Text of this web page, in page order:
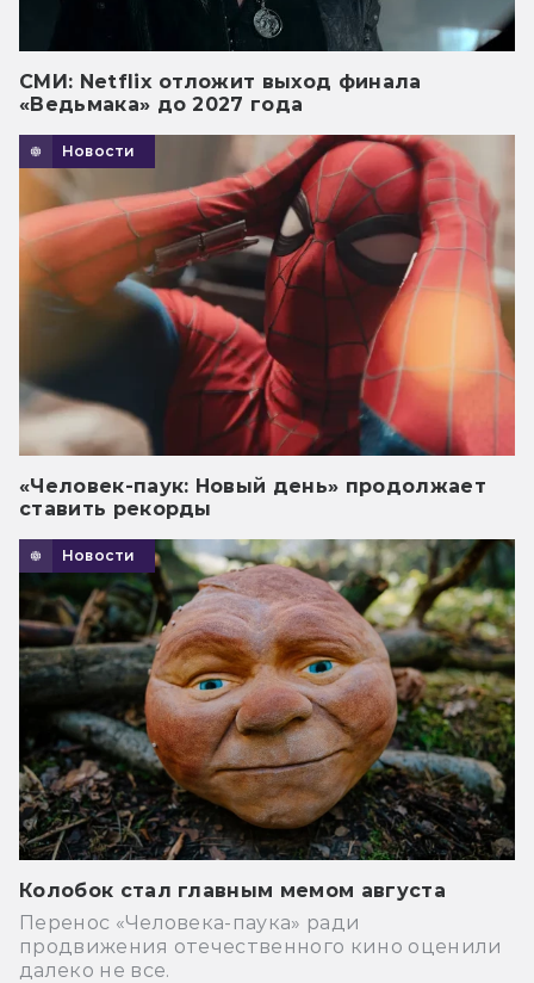
СМИ: Netflix отложит выход финала
«Ведьмака» до 2027 года
Новости
«Человек-паук: Новый день» продолжает
ставить рекорды
Новости
Колобок стал главным мемом августа
Перенос «Человека-паука» ради
продвижения отечественного кино оценили
далеко не все.